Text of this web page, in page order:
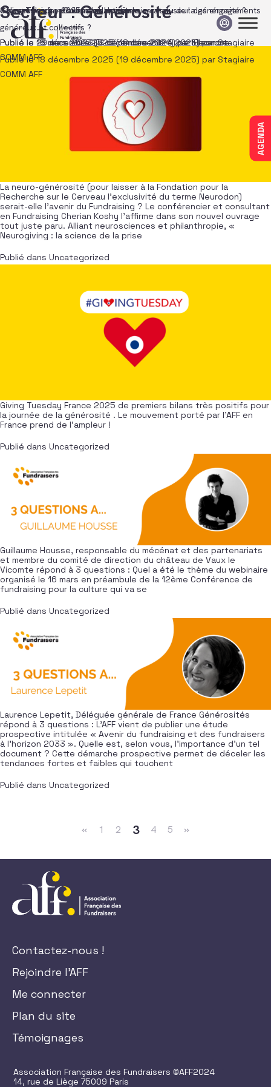
Passer au contenu
AGENDA
Secteur :Générosité
« Neurogiving » : comment activer le cerveau de la générosité ?
Publié le18 décembre 2025(18 décembre 2025)par Stagiaire
COMM AFF
La neuro-générosité (pour laisser à la Fondation pour la
Recherche sur le Cerveau l’exclusivité du terme Neurodon)
serait-elle l’avenir du Fundraising ? Le conférencier et consultant
en Fundraising Cherian Koshy l’affirme dans son nouvel ouvrage
tout juste paru. Alliant neurosciences et philanthropie, «
Neurogiving : la science de la prise
Publié dans Uncategorized
Giving Tuesday 2025 : plus que jamais catalyseur des engagements
généreux et collectifs ?
Publié le18 décembre 2025 (19 décembre 2025) par Stagiaire
COMM AFF
Giving Tuesday France 2025 de premiers bilans très positifs pour
la journée de la générosité . Le mouvement porté par l’AFF en
France prend de l’ampleur !
Publié dans Uncategorized
3 questions à … Guillaume Housse
Publié le29 mars 2023(3 décembre 2024)par Eleonore
Guillaume Housse, responsable du mécénat et des partenariats
et membre du comité de direction du château de Vaux le
Vicomte répond à 3 questions : Quel a été le thème du webinaire
organisé le 16 mars en préambule de la 12ème Conférence de
fundraising pour la culture qui va se
Publié dans Uncategorized
3 questions à … Laurence Lepetit
Publié le15 mars 2023(3 décembre 2024)par Eleonore
Laurence Lepetit, Déléguée générale de France Générosités
répond à 3 questions : L’AFF vient de publier une étude
prospective intitulée « Avenir du fundraising et des fundraisers
à l’horizon 2033 ». Quelle est, selon vous, l’importance d’un tel
document ? Cette démarche prospective permet de déceler les
tendances fortes et faibles qui touchent
Publié dans Uncategorized
« 1 2 3 4 5 »
Contactez-nous !
Rejoindre l'AFF
Me connecter
Plan du site
Témoignages
Association Française des Fundraisers ©AFF2024
14, rue de Liège 75009 Paris